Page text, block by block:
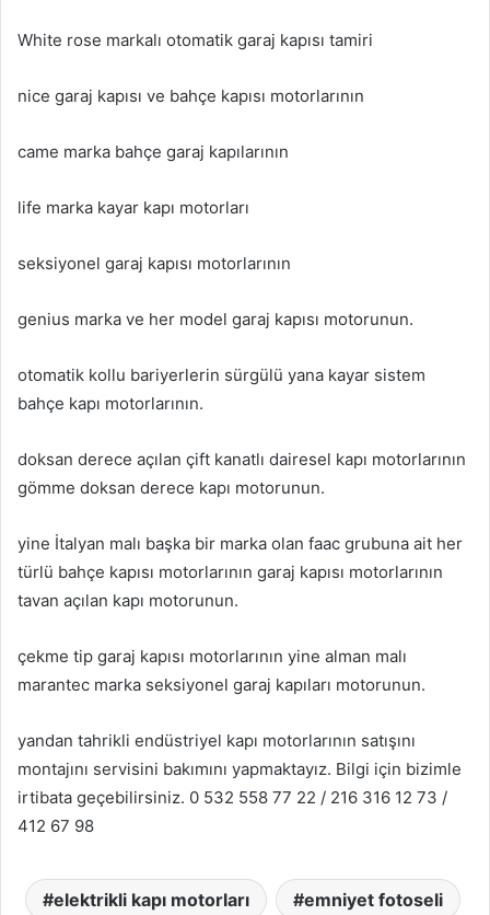
White rose markalı otomatik garaj kapısı tamiri
nice garaj kapısı ve bahçe kapısı motorlarının
came marka bahçe garaj kapılarının
life marka kayar kapı motorları
seksiyonel garaj kapısı motorlarının
genius marka ve her model garaj kapısı motorunun.
otomatik kollu bariyerlerin sürgülü yana kayar sistem
bahçe kapı motorlarının.
doksan derece açılan çift kanatlı dairesel kapı motorlarının
gömme doksan derece kapı motorunun.
yine İtalyan malı başka bir marka olan faac grubuna ait her
türlü bahçe kapısı motorlarının garaj kapısı motorlarının
tavan açılan kapı motorunun.
çekme tip garaj kapısı motorlarının yine alman malı
marantec marka seksiyonel garaj kapıları motorunun.
yandan tahrikli endüstriyel kapı motorlarının satışını
montajını servisini bakımını yapmaktayız. Bilgi için bizimle
irtibata geçebilirsiniz. 0 532 558 77 22 / 216 316 12 73 /
412 67 98
elektrikli kapı motorları emniyet fotoseli